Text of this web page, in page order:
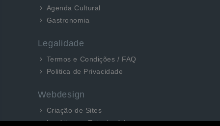
Agenda Cultural
Gastronomia
Legalidade
Termos e Condições / FAQ
Politica de Privacidade
Webdesign
Criação de Sites
Logótipos e Estacionários